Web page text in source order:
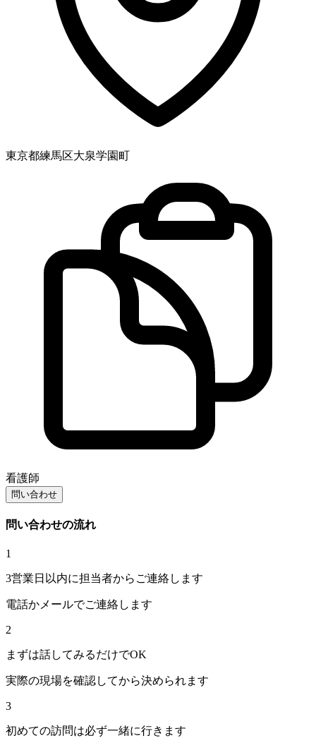
東京都練馬区大泉学園町
看護師
問い合わせ
問い合わせの流れ
1
3営業日以内に担当者からご連絡します
電話かメールでご連絡します
2
まずは話してみるだけでOK
実際の現場を確認してから決められます
3
初めての訪問は必ず一緒に行きます